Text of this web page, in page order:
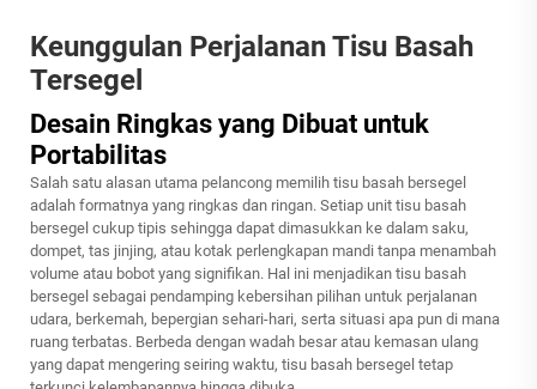
Keunggulan Perjalanan Tisu Basah
Tersegel
Desain Ringkas yang Dibuat untuk
Portabilitas
Salah satu alasan utama pelancong memilih tisu basah bersegel
adalah formatnya yang ringkas dan ringan. Setiap unit tisu basah
bersegel cukup tipis sehingga dapat dimasukkan ke dalam saku,
dompet, tas jinjing, atau kotak perlengkapan mandi tanpa menambah
volume atau bobot yang signifikan. Hal ini menjadikan tisu basah
bersegel sebagai pendamping kebersihan pilihan untuk perjalanan
udara, berkemah, bepergian sehari-hari, serta situasi apa pun di mana
ruang terbatas. Berbeda dengan wadah besar atau kemasan ulang
yang dapat mengering seiring waktu, tisu basah bersegel tetap